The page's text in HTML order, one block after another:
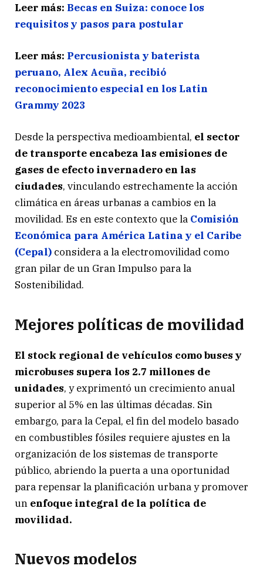
Leer más: Becas en Suiza: conoce los
requisitos y pasos para postular
Leer más: Percusionista y baterista
peruano, Alex Acuña, recibió
reconocimiento especial en los Latin
Grammy 2023
Desde la perspectiva medioambiental, el sector
de transporte encabeza las emisiones de
gases de efecto invernadero en las
ciudades, vinculando estrechamente la acción
climática en áreas urbanas a cambios en la
movilidad. Es en este contexto que la Comisión
Económica para América Latina y el Caribe
(Cepal) considera a la electromovilidad como
gran pilar de un Gran Impulso para la
Sostenibilidad.
Mejores políticas de movilidad
El stock regional de vehículos como buses y
microbuses supera los 2.7 millones de
unidades, y exprimentó un crecimiento anual
superior al 5% en las últimas décadas. Sin
embargo, para la Cepal, el fin del modelo basado
en combustibles fósiles requiere ajustes en la
organización de los sistemas de transporte
público, abriendo la puerta a una oportunidad
para repensar la planificación urbana y promover
un enfoque integral de la política de
movilidad.
Nuevos modelos